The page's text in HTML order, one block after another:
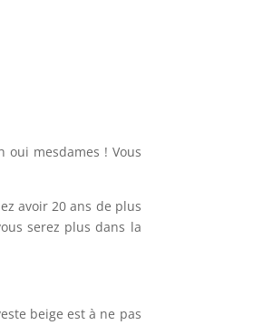
mesdames ! Vous
avoir 20 ans de plus
serez plus dans la
beige est à ne pas